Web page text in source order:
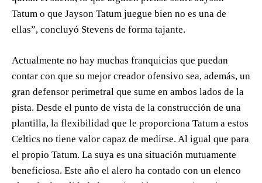
Tatum o que Jayson Tatum juegue bien no es una de
ellas”, concluyó Stevens de forma tajante.
Actualmente no hay muchas franquicias que puedan
contar con que su mejor creador ofensivo sea, además, un
gran defensor perimetral que sume en ambos lados de la
pista. Desde el punto de vista de la construcción de una
plantilla, la flexibilidad que le proporciona Tatum a estos
Celtics no tiene valor capaz de medirse. Al igual que para
el propio Tatum. La suya es una situación mutuamente
beneficiosa. Este año el alero ha contado con un elenco